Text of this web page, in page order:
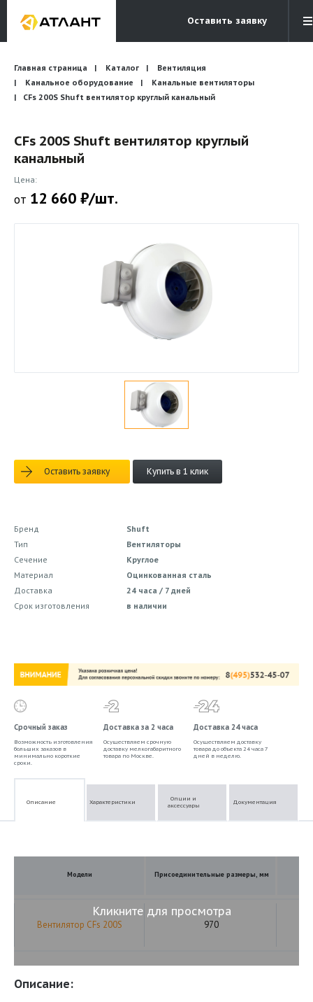
Оставить заявку
Электронная почта
info@atlantcompany.ru
Бесплатный звонок
8 (495) 532-45-07
Бренды
Бланки запросов
Главная страница Каталог
Вентиляция
Канальное оборудование
Канальные вентиляторы
CFs 200S Shuft вентилятор круглый канальный
CFs 200S Shuft вентилятор круглый
канальный
Цена:
от 12 660 ₽/шт.
Оставить заявку Купить в 1 клик
Бренд
Shuft
Тип
Вентиляторы
Сечение
Круглое
Материал
Оцинкованная сталь
Доставка
24 часа / 7 дней
Срок изготовления
в наличии
Срочный заказ
Возможность изготовления
больших заказов в
минимально короткие
сроки.
Доставка за 2 часа
Осуществляем срочную
доставку мелкогабаритного
товара по Москве.
Доставка 24 часа
Осуществляем доставку
товара до объекта 24 часа 7
дней в неделю.
Описание Характеристики
Опции и
аксессуары
Документация
Модели Присоединительные размеры, мм
Вентилятор CFs 200S 970
Кликните для просмотра
Описание: